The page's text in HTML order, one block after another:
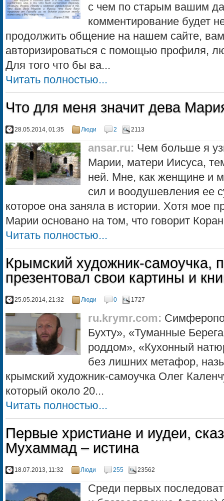
с чем по старым вашим
комментирование будет
продолжить общение на нашем сайте,
авторизироваться с помощью профиля,
Для того что бы ва...
Читать полностью...
Что для меня значит дева
28.05.2014, 01:35 Люди 2 2113
ansar.ru: Чем больше я
Марии, матери Иисуса,
ней. Мне, как женщине и
сил и воодушевления ее
которое она заняла в истории. Хотя мое
Марии основано на том, что говорит
Читать полностью...
Крымский художник-самоучка,
презентовал свои картины и
25.05.2014, 21:32 Люди 0 1727
ru.krymr.com:
Бухту», «Туманные
роддом», «Кухонный
без лишних метафор,
крымский художник-самоучка Олег
который около 20...
Читать полностью...
Первые христиане и иудеи,
Мухаммад – истина
18.07.2013, 11:32 Люди 255 23562
Среди первых